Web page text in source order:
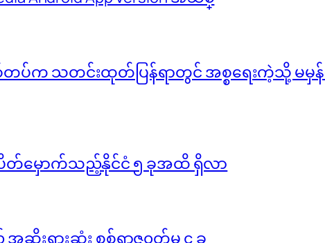
ပ်က သတင်းထုတ်ပြန်ရာတွင် အစ္စရေးကဲ့သို့ မမှန်၀
ပိတ်မှောက်သည့်နိုင်ငံ ၅ ခုအထိ ရှိလာ
းရွားဆုံး စစ်ရာဇ၀တ်မှု ၄ ခု